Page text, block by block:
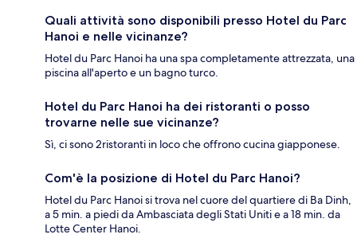
Quali attività sono disponibili presso Hotel du Parc
Hanoi e nelle vicinanze?
Hotel du Parc Hanoi ha una spa completamente attrezzata, una
piscina all'aperto e un bagno turco.
Hotel du Parc Hanoi ha dei ristoranti o posso
trovarne nelle sue vicinanze?
Sì, ci sono 2ristoranti in loco che offrono cucina giapponese.
Com'è la posizione di Hotel du Parc Hanoi?
Hotel du Parc Hanoi si trova nel cuore del quartiere di Ba Dinh,
a 5 min. a piedi da Ambasciata degli Stati Uniti e a 18 min. da
Lotte Center Hanoi.